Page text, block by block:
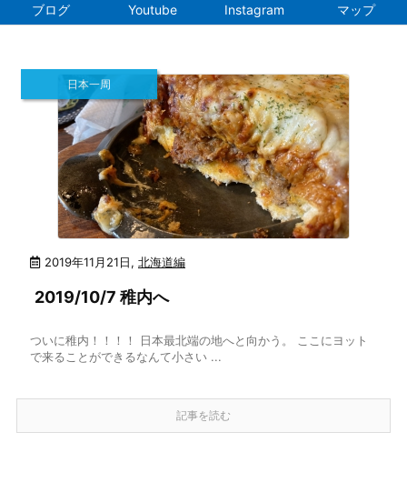
ブログ Youtube Instagram マップ
2019年11月21日
日本一周
, 北海道編
2019/10/7 稚内へ
ついに稚内！！！！ 日本最北端の地へと向かう。 ここにヨット
で来ることができるなんて小さい ...
記事を読む